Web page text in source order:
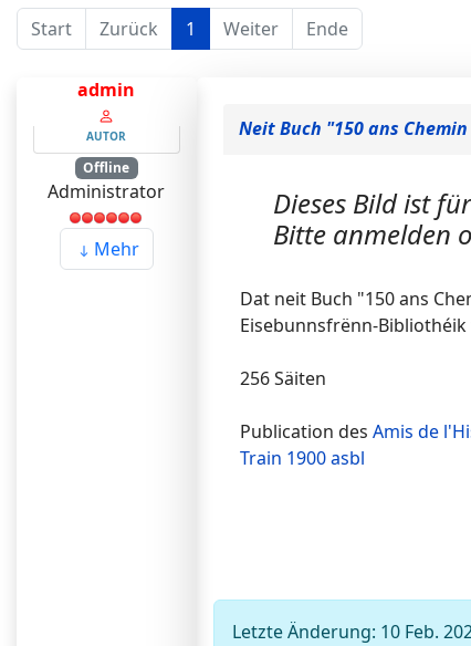
Start Zurück 1 Weiter Ende
admin
AUTOR
Offline
Administrator
Mehr
Neit Buch "150 ans
Dieses Bild ist
Bitte anmelden
Dat neit Buch "150 ans
Eisebunnsfrënn-
256 Säiten
Publication des Amis de
Train 1900 asbl
Letzte Änderung: 10 Feb.